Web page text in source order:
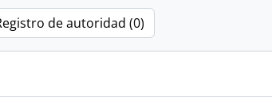
de autoridad (0)